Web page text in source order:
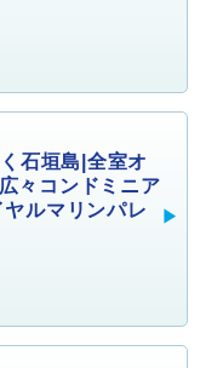
石垣島|全室オ
々コンドミニア
ルマリンパレ